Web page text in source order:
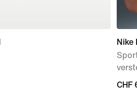
Nike
CHF
CHF